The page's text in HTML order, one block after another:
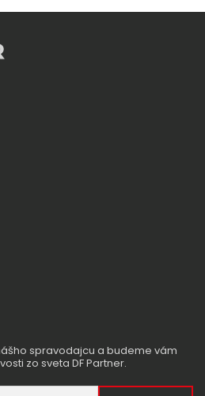
spravodajcu a budeme vám
zo sveta DF Partner.